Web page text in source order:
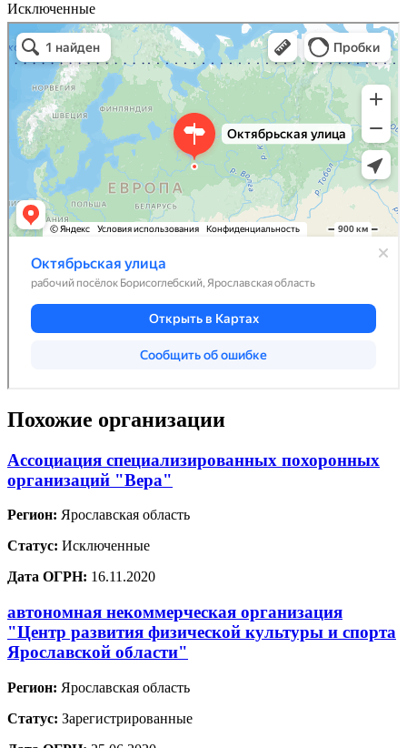
Исключенные
Похожие организации
Ассоциация специализированных похоронных
организаций "Вера"
Регион: Ярославская область
Статус: Исключенные
Дата ОГРН: 16.11.2020
автономная некоммерческая организация
"Центр развития физической культуры и спорта
Ярославской области"
Регион: Ярославская область
Статус: Зарегистрированные